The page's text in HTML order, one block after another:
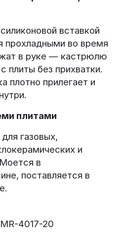
вставкой
во время
в руке — кастрюлю
плиты без прихватки.
плотно прилегает и
плитами
газовых,
и
в
поставляется в
4017-20